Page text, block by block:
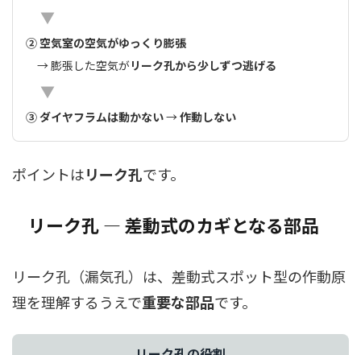
▼
② 空気室の空気がゆっくり膨張
→ 膨張した空気がリーク孔から少しずつ逃げる
▼
③ ダイヤフラムは動かない→作動しない
ポイントはリーク孔です。
リーク孔 ― 差動式のカギとなる部品
リーク孔（漏気孔）は、差動式スポット型の作動原
理を理解するうえで重要な部品です。